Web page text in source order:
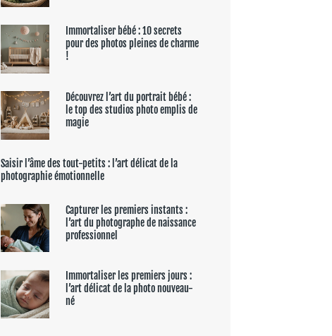
Immortaliser bébé : 10 secrets
pour des photos pleines de charme
!
Découvrez l’art du portrait bébé :
le top des studios photo emplis de
magie
Saisir l’âme des tout-petits : l’art délicat de la
photographie émotionnelle
Capturer les premiers instants :
l’art du photographe de naissance
professionnel
Immortaliser les premiers jours :
l’art délicat de la photo nouveau-
né